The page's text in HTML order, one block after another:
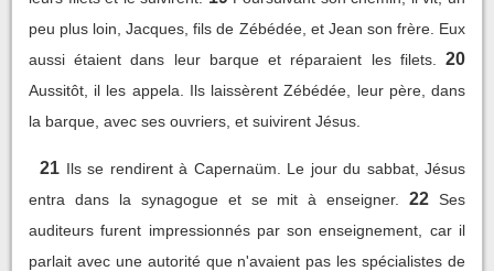
peu plus loin, Jacques, fils de Zébédée, et Jean son frère. Eux
aussi étaient dans leur barque et réparaient les filets.
20
Aussitôt, il les appela. Ils laissèrent Zébédée, leur père, dans
la barque, avec ses ouvriers, et suivirent Jésus.
21 Ils se rendirent à Capernaüm. Le jour du sabbat, Jésus
entra dans la synagogue et se mit à enseigner.
22 Ses
auditeurs furent impressionnés par son enseignement, car il
parlait avec une autorité que n'avaient pas les spécialistes de